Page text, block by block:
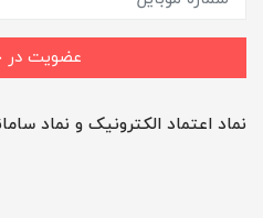
عضویت در
نماد اعتماد الکترونیک و نماد